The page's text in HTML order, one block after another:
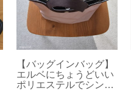
【作り方】ファスナー
付きクッションカバー
45cm×45cm 横長一枚